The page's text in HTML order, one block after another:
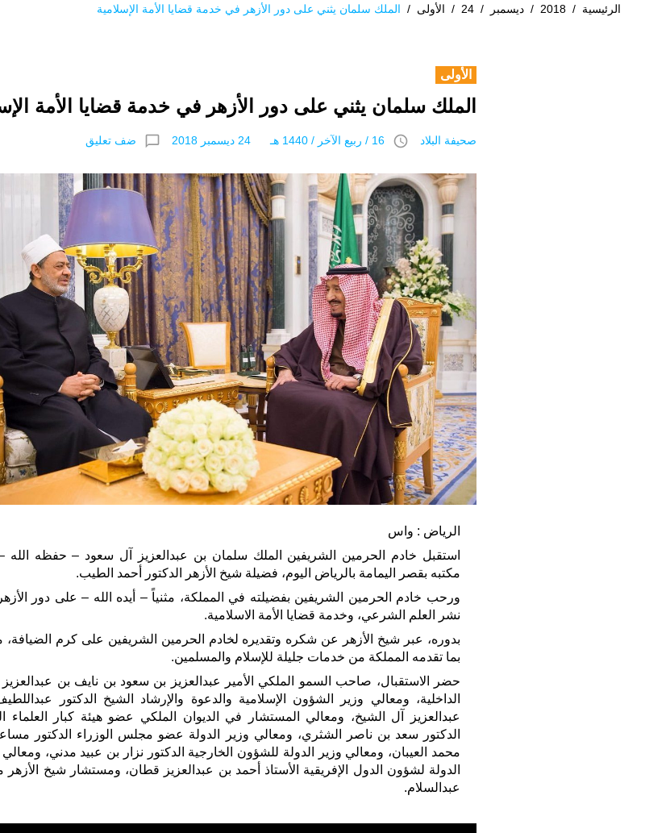
الرئيسية /
2018
/ ديسمبر /
24
/ الأولى / الملك سلمان يثني على دور الأزهر في خدمة قضايا الأمة الإسلامية
الأولى
الملك سلمان يثني على دور الأزهر في خدمة قضايا الأمة
صحيفة البلاد access_time 16 / ربيع الآخر / 1440 هـ 24 ديسمبر 2018 chat_bubble_outline ضف تعليق
الرياض : واس
استقبل خادم الحرمين الشريفين الملك سلمان بن عبدالعزيز آل سعود – حفظه الله
مكتبه بقصر اليمامة بالرياض اليوم، فضيلة شيخ الأزهر الدكتور أحمد الطيب.
ورحب خادم الحرمين الشريفين بفضيلته في المملكة، مثنياً – أيده الله – على دور
نشر العلم الشرعي، وخدمة قضايا الأمة الاسلامية.
بدوره، عبر شيخ الأزهر عن شكره وتقديره لخادم الحرمين الشريفين على كرم الضيافة،
بما تقدمه المملكة من خدمات جليلة للإسلام والمسلمين.
حضر الاستقبال، صاحب السمو الملكي الأمير عبدالعزيز بن سعود بن نايف بن عبدالعزيز
الداخلية، ومعالي وزير الشؤون الإسلامية والدعوة والإرشاد الشيخ الدكتور
عبدالعزيز آل الشيخ، ومعالي المستشار في الديوان الملكي عضو هيئة كبار العلماء
الدكتور سعد بن ناصر الشثري، ومعالي وزير الدولة عضو مجلس الوزراء الدكتور
محمد العيبان، ومعالي وزير الدولة للشؤون الخارجية الدكتور نزار بن عبيد مدني، ومعالي
الدولة لشؤون الدول الإفريقية الأستاذ أحمد بن عبدالعزيز قطان، ومستشار شيخ الأزهر
عبدالسلام.